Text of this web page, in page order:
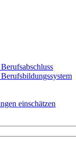
einschätzen